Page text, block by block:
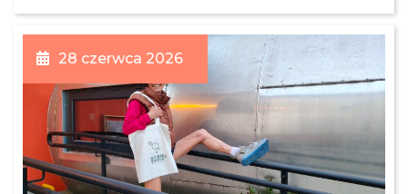
28 czerwca 2026